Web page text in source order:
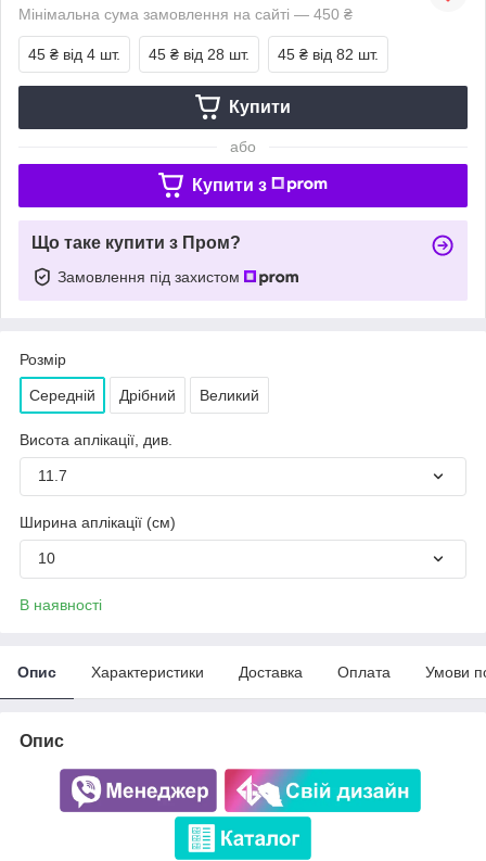
Мінімальна сума замовлення на сайті — 450 ₴
45 ₴ від 4 шт. 45 ₴ від 28 шт. 45 ₴ від 82 шт.
Купити
або
Купити з
Що таке купити з Пром?
Замовлення під захистом
Розмір
Середній Дрібний Великий
Висота аплікації, див.
11.7
Ширина аплікації (см)
10
В наявності
Опис Характеристики Доставка Оплата Умови
Опис